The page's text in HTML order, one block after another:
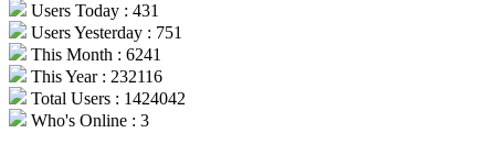
Users Today : 431
Users Yesterday : 751
This Month : 6241
This Year : 232116
Total Users : 1424042
Who's Online : 3